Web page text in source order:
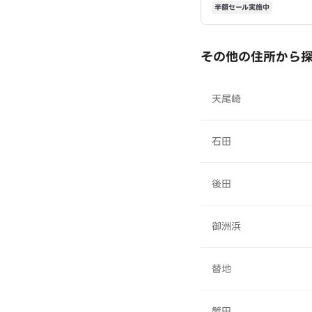
半額セール実施中
その他の住所から
天尾崎
石田
後田
御洲浜
替地